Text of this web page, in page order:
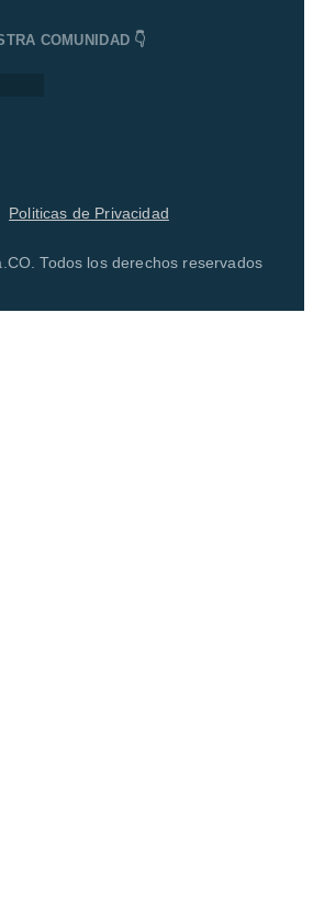
COMUNIDAD 👇
Politicas de Privacidad
Todos los derechos reservados